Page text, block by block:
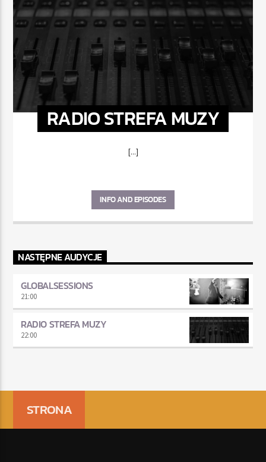
RADIO STREFA MUZY
[...]
INFO AND EPISODES
NASTĘPNE AUDYCJE
GLOBALSESSIONS
21:00
RADIO STREFA MUZY
22:00
STRONA